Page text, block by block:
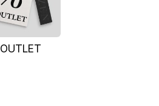
OUTLET